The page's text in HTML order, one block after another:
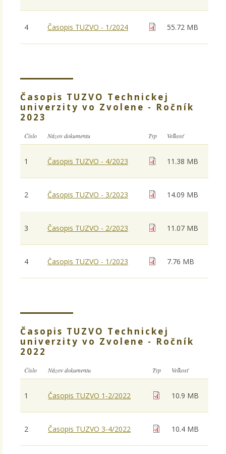
4 Časopis TUZVO - 1/2024 55.72 MB
Časopis TUZVO Technickej
univerzity vo Zvolene - Ročník
2023
Číslo Názov dokumentu Typ Veľkosť
1 Časopis TUZVO - 4/2023 11.38 MB
2 Časopis TUZVO - 3/2023 14.09 MB
3 Časopis TUZVO - 2/2023 11.07 MB
4 Časopis TUZVO - 1/2023 7.76 MB
Časopis TUZVO Technickej
univerzity vo Zvolene - Ročník
2022
Číslo Názov dokumentu Typ Veľkosť
1 Časopis TUZVO 1-2/2022 10.9 MB
2 Časopis TUZVO 3-4/2022 10.4 MB